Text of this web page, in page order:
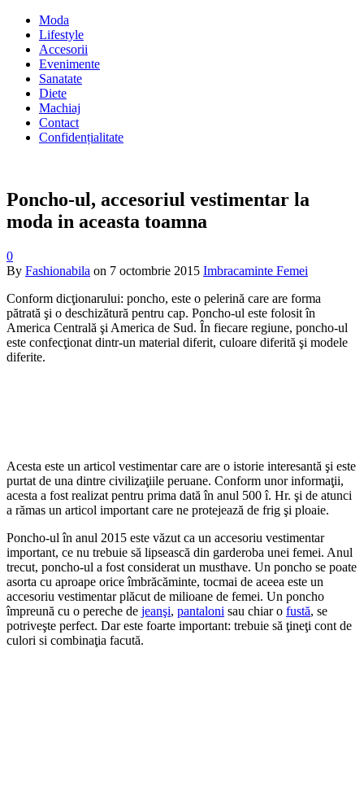
Moda
Lifestyle
Accesorii
Evenimente
Sanatate
Diete
Machiaj
Contact
Confidențialitate
Poncho-ul, accesoriul vestimentar la
moda in aceasta toamna
0
By Fashionabila on 7 octombrie 2015 Imbracaminte Femei
Conform dicţionarului: poncho, este o pelerină care are forma
pătrată şi o deschizătură pentru cap. Poncho-ul este folosit în
America Centrală şi America de Sud. În fiecare regiune, poncho-ul
este confecţionat dintr-un material diferit, culoare diferită şi modele
diferite.
Acesta este un articol vestimentar care are o istorie interesantă şi este
purtat de una dintre civilizaţiile peruane. Conform unor informaţii,
acesta a fost realizat pentru prima dată în anul 500 î. Hr. şi de atunci
a rămas un articol important care ne protejează de frig şi ploaie.
Poncho-ul în anul 2015 este văzut ca un accesoriu vestimentar
important, ce nu trebuie să lipsească din garderoba unei femei. Anul
trecut, poncho-ul a fost considerat un musthave. Un poncho se poate
asorta cu aproape orice îmbrăcăminte, tocmai de aceea este un
accesoriu vestimentar plăcut de milioane de femei. Un poncho
împreună cu o pereche de jeanşi, pantaloni sau chiar o fustă, se
potriveşte perfect. Dar este foarte important: trebuie să ţineţi cont de
culori si combinaţia facută.